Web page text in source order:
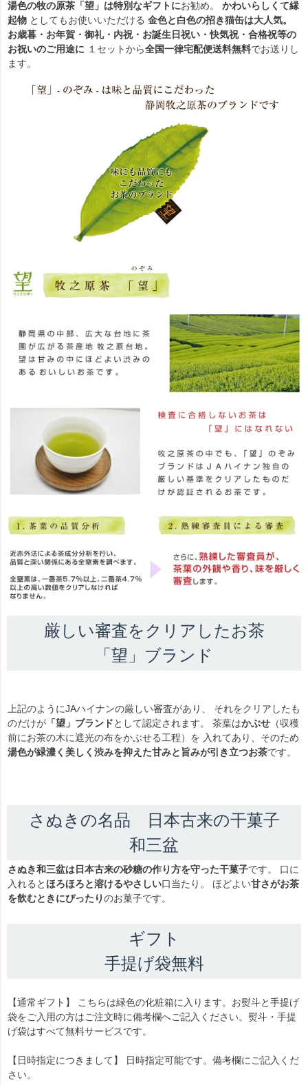
湯色の牧の原茶「望」は特別なギフトにお勧め。 かわいらしくて縁
起物 としてもお使いいただける 金色と白色の招き猫缶は大人気。
お歳暮・お年賀・御礼・内祝・お誕生日祝い・快気祝・合格祝等の
お祝いのご用途に １セットから全国一律宅配便送料無料でお送りし
ます。
厳しい審査をクリアしたお茶
「望」ブランド
上記のようにJAハイナンの厳しい審査があり、 それをクリアしたも
のだけが 「望」ブランドとして認定されます。 茶葉はかぶせ （収穫
前にお茶の木に遮光の布をかぶせる工程）を 入れてあり、そのため
湯色が緑濃く美しく渋みを抑えた甘みと旨みが引き立つお茶です。
さぬきの名品 日本古来の干菓子
和三盆
さぬき和三盆は日本古来の砂糖の作り方を守った干菓子です。 口に
入れるとほろほろと溶けるやさしい口当たり。 ほどよい甘さがお茶
を飲むときにぴったりのお菓子です。
ギフト
手提げ袋無料
【通常ギフト】 こちらは緑色の化粧箱に入ります。お熨斗と手提げ
袋をご入用の方はご注文時に備考欄へご記入ください。熨斗・手提
げ袋はすべて無料サービスです。
【日時指定につきまして】 日時指定可能です。備考欄にご記入くだ
さい。